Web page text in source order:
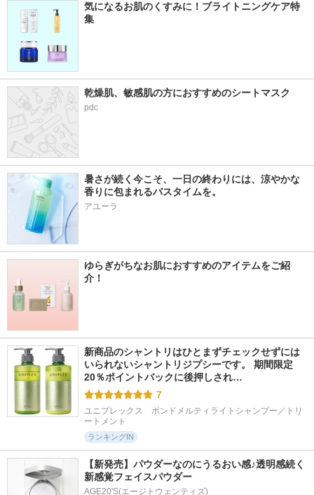
気になるお肌のくすみに！ブライトニングケア特
集
乾燥肌、敏感肌の方におすすめのシートマスク
pdc
暑さが続く今こそ、一日の終わりには、涼やかな
香りに包まれるバスタイムを。
アユーラ
ゆらぎがちなお肌におすすめのアイテムをご紹
介！
新商品のシャントリはひとまずチェックせずには
いられないシャントリジプシーです。 期間限定
20％ポイントバックに後押しされ…
7
ユニプレックス　ボンドメルティライトシャンプー／トリ
ートメント
ランキングIN
【新発売】パウダーなのにうるおい感♪透明感続く
新感覚フェイスパウダー
AGE20'S(エージトウェンティズ)